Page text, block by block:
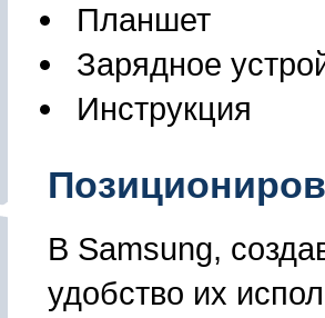
Планшет
Зарядное
Инструкция
В Samsung,
удобство их